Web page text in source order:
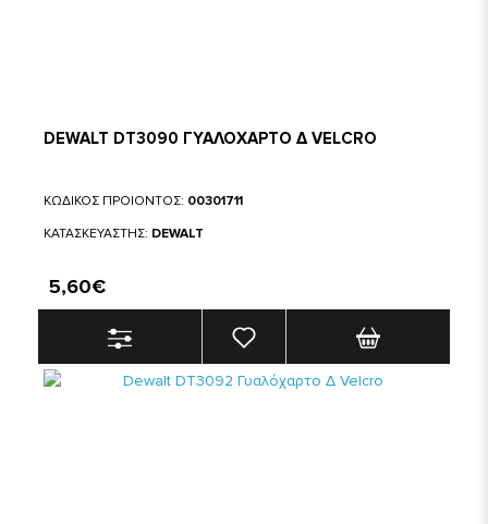
DEWALT DT3090 ΓΥΑΛΟΧΑΡΤΟ Δ VELCRO
ΚΩΔΙΚΟΣ ΠΡΟΙΟΝΤΟΣ: 00301711
ΚΑΤΑΣΚΕΥΑΣΤΗΣ: DEWALT
5,60€